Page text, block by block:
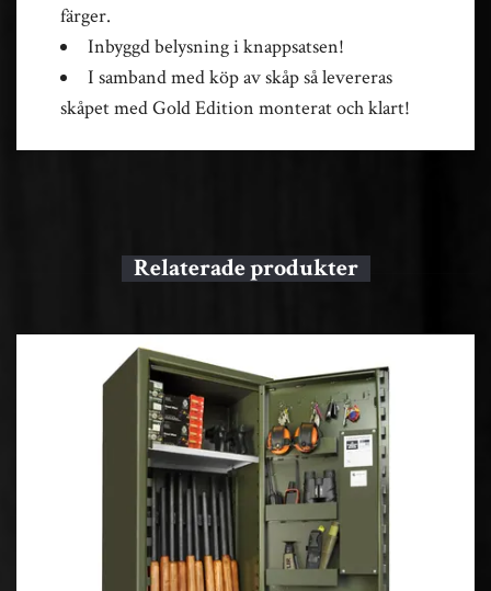
färger.
Inbyggd belysning i knappsatsen!
I samband med köp av skåp så levereras
skåpet med Gold Edition monterat och klart!